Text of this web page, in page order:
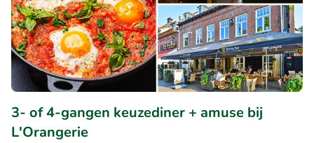
3- of 4-gangen keuzediner + amuse bij
L'Orangerie